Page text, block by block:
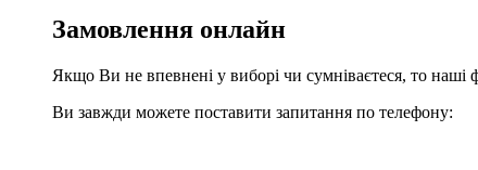
Замовлення онлайн
Якщо Ви не впевнені у виборі чи сумніваєтеся, то наші
Ви завжди можете поставити запитання по телефону: